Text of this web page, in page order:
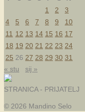
1
2
3
4
5 6 7 8 9
10
11 12 13 14 15 16 17
18 19 20 21 22 23 24
25 26 27 28 29 30 31
« stu
sij »
STRANICA - PRIJATELJ
© 2026 Mandino Selo